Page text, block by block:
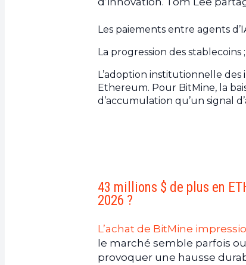
Les paiements entre agents
La progression des stablecoins ;
L’adoption institutionnelle
Ethereum. Pour BitMine, la
d’accumulation qu’un signal
43 millions $ de plus en
2026 ?
L’achat de BitMine
le marché semble parfois
provoquer une hausse